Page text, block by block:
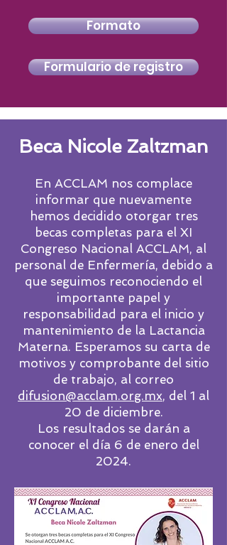
Formato
Formulario de registro
Beca Nicole Zaltzman
En ACCLAM nos complace
informar que nuevamente
hemos decidido otorgar tres
becas completas para el XI
Congreso Nacional ACCLAM, al
personal de Enfermería, debido a
que seguimos reconociendo el
importante papel y
responsabilidad para el inicio y
mantenimiento de la Lactancia
Materna. Esperamos su carta de
motivos y comprobante del sitio
de trabajo, al correo
difusion@acclam.org.mx, del 1 al
20 de diciembre.
Los resultados se darán a
conocer el día 6 de enero del
2024.